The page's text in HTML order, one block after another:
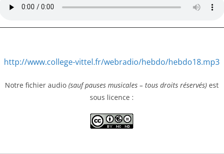
http://www.college-vittel.fr/webradio/hebdo/hebdo18.mp3
Notre fichier audio (sauf pauses musicales – tous droits réservés) est
sous licence :